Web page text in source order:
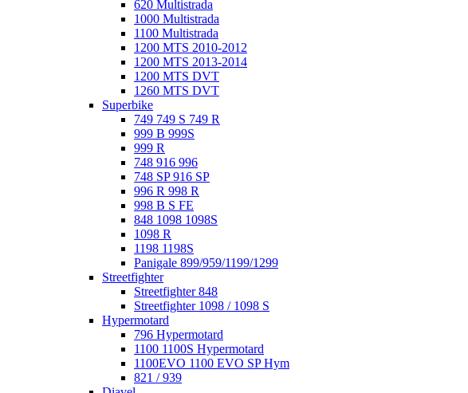
620 Multistrada
1000 Multistrada
1100 Multistrada
1200 MTS 2010-2012
1200 MTS 2013-2014
1200 MTS DVT
1260 MTS DVT
Superbike
749 749 S 749 R
999 B 999S
999 R
748 916 996
748 SP 916 SP
996 R 998 R
998 B S FE
848 1098 1098S
1098 R
1198 1198S
Panigale 899/959/1199/1299
Streetfighter
Streetfighter 848
Streetfighter 1098 / 1098 S
Hypermotard
796 Hypermotard
1100 1100S Hypermotard
1100EVO 1100 EVO SP Hym
821 / 939